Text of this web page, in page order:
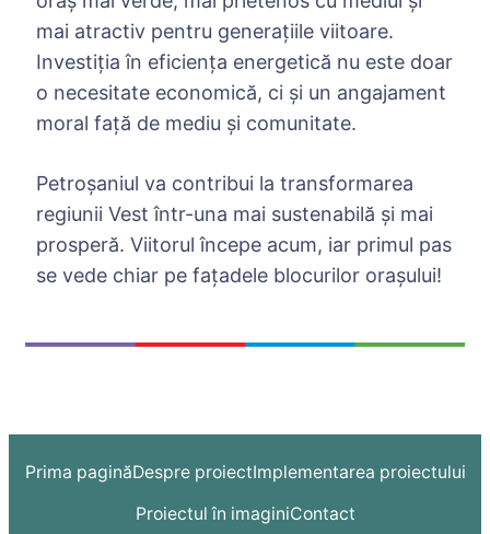
mai atractiv pentru generațiile viitoare.
Investiția în eficiența energetică nu este doar
o necesitate economică, ci și un angajament
moral față de mediu și comunitate.
Petroșaniul va contribui la transformarea
regiunii Vest într-una mai sustenabilă și mai
prosperă. Viitorul începe acum, iar primul pas
se vede chiar pe fațadele blocurilor orașului!
Prima paginăDespre proiectImplementarea proiectului
Proiectul în imaginiContact